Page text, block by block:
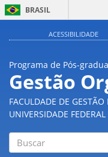
BRASIL
ACESSIBILIDADE
Programa de Pós-
Gestão
FACULDADE DE GESTÃO
UNIVERSIDADE